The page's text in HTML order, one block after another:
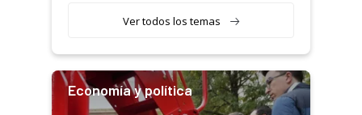
Ver todos los temas
Economía y política